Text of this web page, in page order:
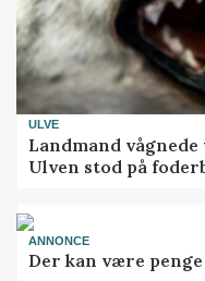
ULVE
Landmand
Ulven stod på
ANNONCE
Der kan være